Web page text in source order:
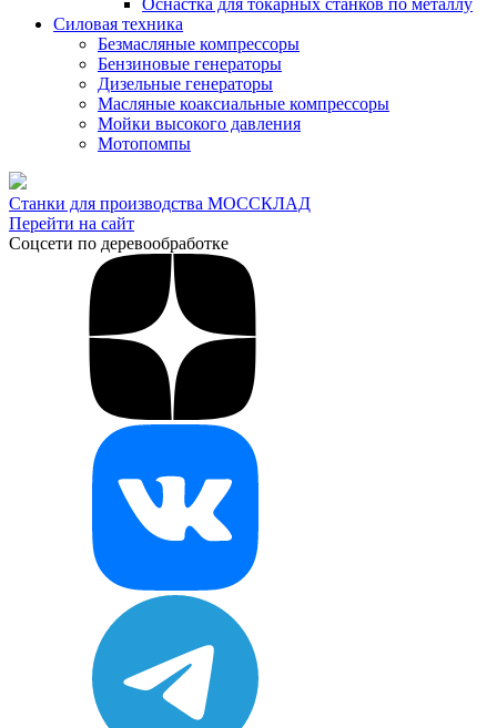
Оснастка для токарных станков по металлу
Силовая техника
Безмасляные компрессоры
Бензиновые генераторы
Дизельные генераторы
Масляные коаксиальные компрессоры
Мойки высокого давления
Мотопомпы
Станки для производства МОССКЛАД
Перейти на сайт
Соцсети по деревообработке